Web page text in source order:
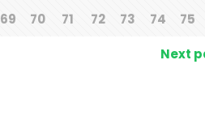
69 70 71 72 73 74 75
Next